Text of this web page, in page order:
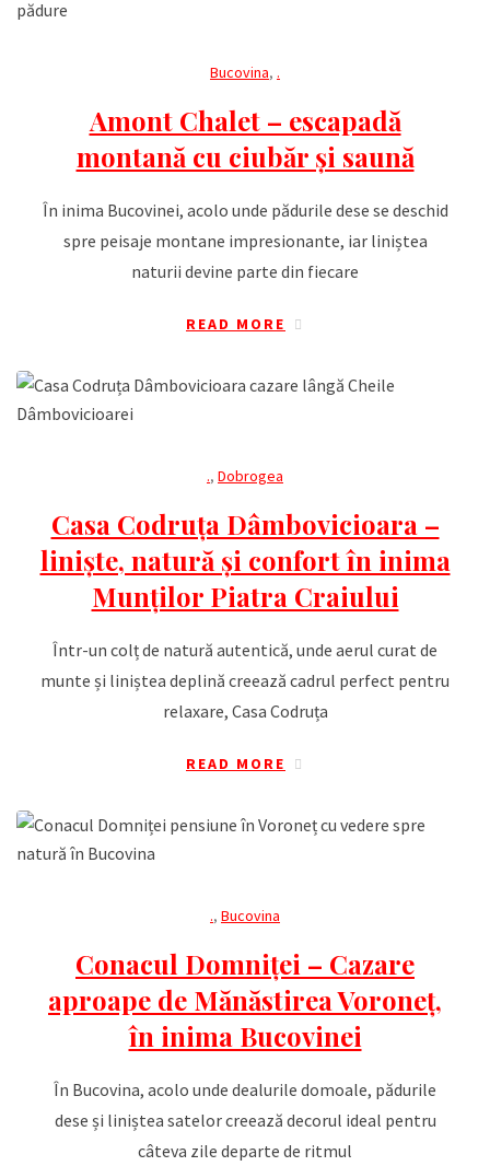
Bucovina, .
Amont Chalet – escapadă
montană cu ciubăr și saună
În inima Bucovinei, acolo unde pădurile dese se deschid
spre peisaje montane impresionante, iar liniștea
naturii devine parte din fiecare
READ MORE
., Dobrogea
Casa Codruța Dâmbovicioara –
liniște, natură și confort în inima
Munților Piatra Craiului
Într-un colț de natură autentică, unde aerul curat de
munte și liniștea deplină creează cadrul perfect pentru
relaxare, Casa Codruța
READ MORE
., Bucovina
Conacul Domniței – Cazare
aproape de Mănăstirea Voroneț,
în inima Bucovinei
În Bucovina, acolo unde dealurile domoale, pădurile
dese și liniștea satelor creează decorul ideal pentru
câteva zile departe de ritmul